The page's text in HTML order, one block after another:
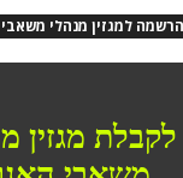
הרשמה למגזין מנהלי